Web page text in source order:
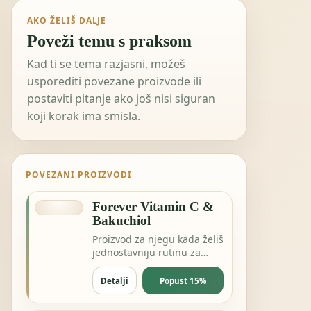
AKO ŽELIŠ DALJE
Poveži temu s praksom
Kad ti se tema razjasni, možeš
usporediti povezane proizvode ili
postaviti pitanje ako još nisi siguran
koji korak ima smisla.
POVEZANI PROIZVODI
Forever Vitamin C &
Bakuchiol
Proizvod za njegu kada želiš
jednostavniju rutinu za
kožu, kosu ili svakodnevnu
svježinu.
Detalji Popust 15%